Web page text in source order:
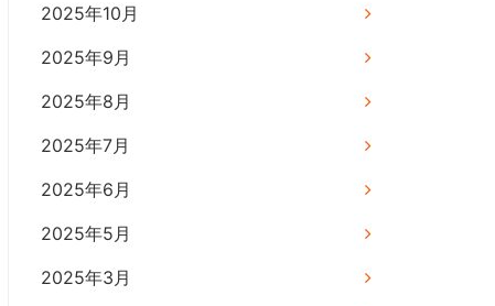
2025年10月
2025年9月
2025年8月
2025年7月
2025年6月
2025年5月
2025年3月